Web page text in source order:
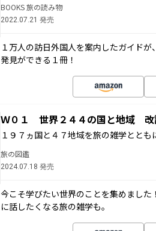
BOOKS 旅の読み物
2022.07.21 発売
１万人の訪日外国人を案内したガイド
発見ができる１冊！
Ｗ０１ 世界２４４の国と地域 改
１９７ヵ国と４７地域を旅の雑学ととも
旅の図鑑
2024.07.18 発売
今こそ学びたい世界のことを集めまし
に話したくなる旅の雑学も。